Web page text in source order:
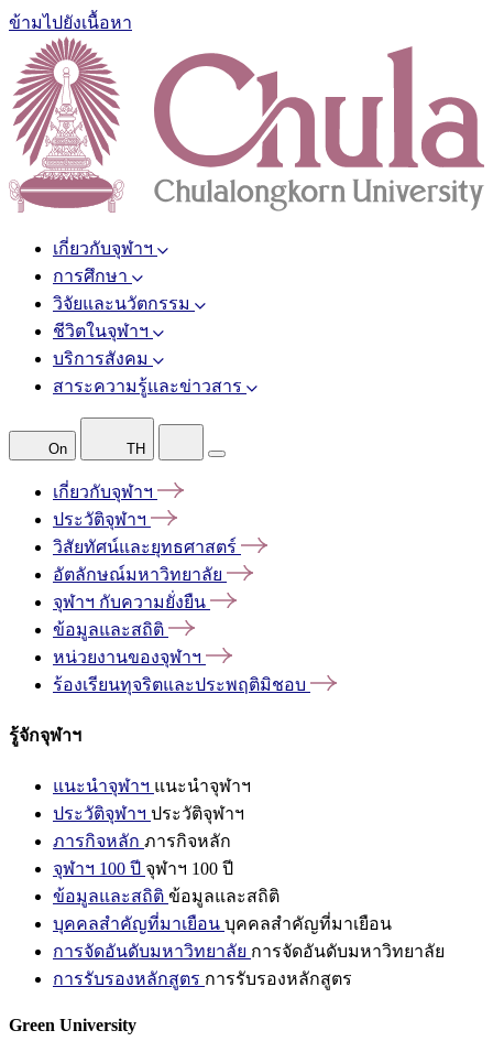
ข้ามไปยังเนื้อหา
เกี่ยวกับจุฬาฯ
การศึกษา
วิจัยและนวัตกรรม
ชีวิตในจุฬาฯ
บริการสังคม
สาระความรู้และข่าวสาร
On TH
เกี่ยวกับจุฬาฯ
ประวัติจุฬาฯ
วิสัยทัศน์และยุทธศาสตร์
อัตลักษณ์มหาวิทยาลัย
จุฬาฯ กับความยั่งยืน
ข้อมูลและสถิติ
หน่วยงานของจุฬาฯ
ร้องเรียนทุจริตและประพฤติมิชอบ
รู้จักจุฬาฯ
แนะนำจุฬาฯ แนะนำจุฬาฯ
ประวัติจุฬาฯ ประวัติจุฬาฯ
ภารกิจหลัก ภารกิจหลัก
จุฬาฯ 100 ปี จุฬาฯ 100 ปี
ข้อมูลและสถิติ ข้อมูลและสถิติ
บุคคลสำคัญที่มาเยือน บุคคลสำคัญที่มาเยือน
การจัดอันดับมหาวิทยาลัย การจัดอันดับมหาวิทยาลัย
การรับรองหลักสูตร การรับรองหลักสูตร
Green University